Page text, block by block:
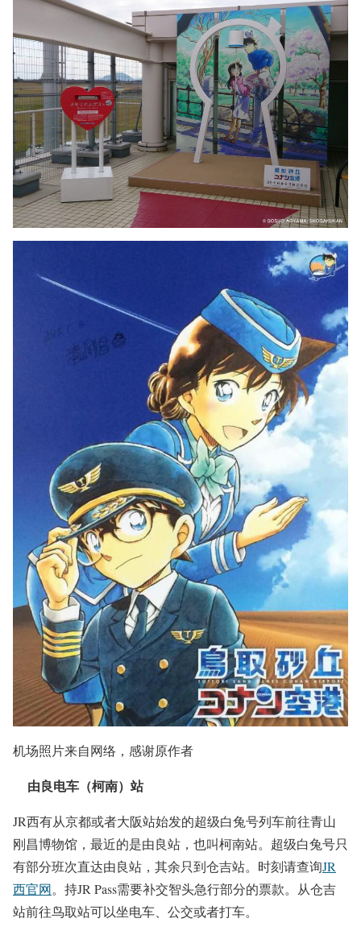
机场照片来自网络，感谢原作者
由良电车（柯南）站
JR西有从京都或者大阪站始发的超级白兔号列车前往青山
刚昌博物馆，最近的是由良站，也叫柯南站。超级白兔号只
有部分班次直达由良站，其余只到仓吉站。时刻请查询JR
西官网。持JR Pass需要补交智头急行部分的票款。从仓吉
站前往鸟取站可以坐电车、公交或者打车。